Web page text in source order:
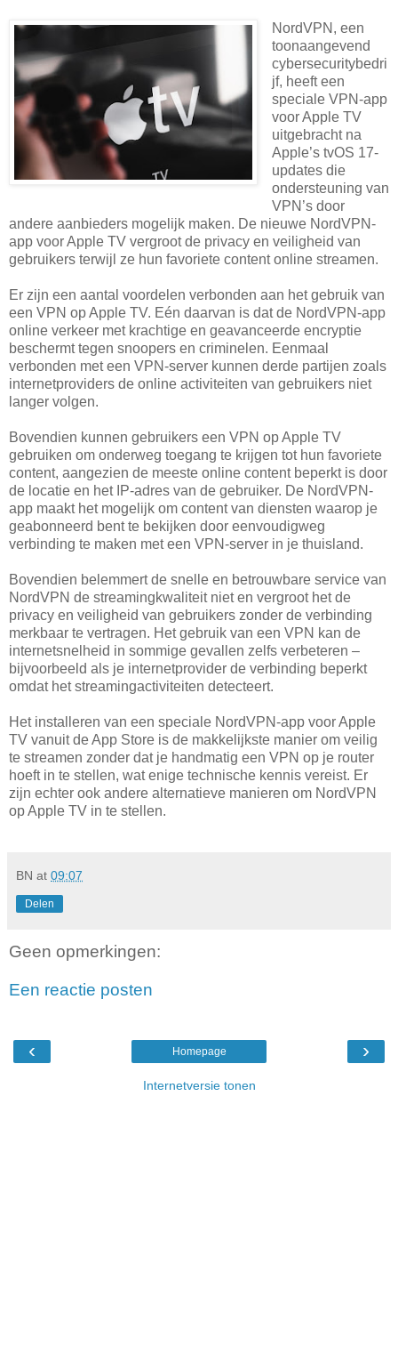
NordVPN, een
toonaangevend
cybersecuritybedri
jf, heeft een
speciale VPN-app
voor Apple TV
uitgebracht na
Apple’s tvOS 17-
updates die
ondersteuning van
VPN’s door
andere aanbieders mogelijk maken. De nieuwe NordVPN-
app voor Apple TV vergroot de privacy en veiligheid van
gebruikers terwijl ze hun favoriete content online streamen.
Er zijn een aantal voordelen verbonden aan het gebruik van
een VPN op Apple TV. Eén daarvan is dat de NordVPN-app
online verkeer met krachtige en geavanceerde encryptie
beschermt tegen snoopers en criminelen. Eenmaal
verbonden met een VPN-server kunnen derde partijen zoals
internetproviders de online activiteiten van gebruikers niet
langer volgen.
Bovendien kunnen gebruikers een VPN op Apple TV
gebruiken om onderweg toegang te krijgen tot hun favoriete
content, aangezien de meeste online content beperkt is door
de locatie en het IP-adres van de gebruiker. De NordVPN-
app maakt het mogelijk om content van diensten waarop je
geabonneerd bent te bekijken door eenvoudigweg
verbinding te maken met een VPN-server in je thuisland.
Bovendien belemmert de snelle en betrouwbare service van
NordVPN de streamingkwaliteit niet en vergroot het de
privacy en veiligheid van gebruikers zonder de verbinding
merkbaar te vertragen. Het gebruik van een VPN kan de
internetsnelheid in sommige gevallen zelfs verbeteren –
bijvoorbeeld als je internetprovider de verbinding beperkt
omdat het streamingactiviteiten detecteert.
Het installeren van een speciale NordVPN-app voor Apple
TV vanuit de App Store is de makkelijkste manier om veilig
te streamen zonder dat je handmatig een VPN op je router
hoeft in te stellen, wat enige technische kennis vereist. Er
zijn echter ook andere alternatieve manieren om NordVPN
op Apple TV in te stellen.
BN at 09:07
Delen
Geen opmerkingen:
Een reactie posten
‹ ›
Homepage
Internetversie tonen